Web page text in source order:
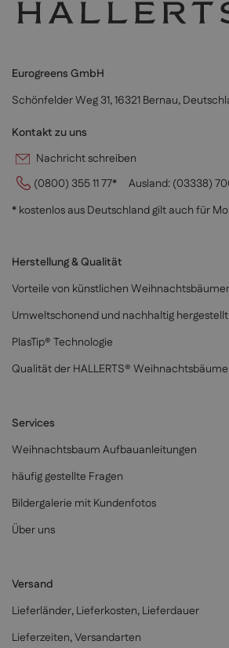
Eurogreens GmbH
Schönfelder Weg 31, 16321 Bernau,
Kontakt zu uns
Nachricht schreiben
(0800) 355 11 77*
Ausland: (03338)
* kostenlos aus Deutschland gilt auch für
Herstellung & Qualität
Vorteile von künstlichen
Umweltschonend und nachhaltig hergestellt
PlasTip® Technologie
Qualität der HALLERTS®
Services
Weihnachtsbaum Aufbauanleitungen
häufig gestellte Fragen
Bildergalerie mit Kundenfotos
Über uns
Versand
Lieferländer, Lieferkosten, Lieferdauer
Lieferzeiten, Versandarten